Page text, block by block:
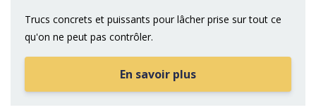
Trucs concrets et puissants pour lâcher prise sur tout ce
qu'on ne peut pas contrôler.
En savoir plus